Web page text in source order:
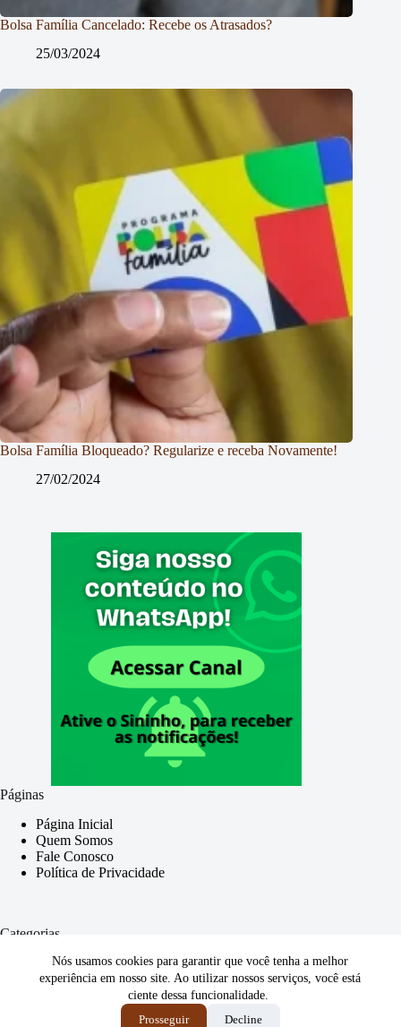
Nós usamos cookies para garantir que você tenha a melhor
experiência em nosso site. Ao utilizar nossos serviços, você está
ciente dessa funcionalidade.
Prosseguir
Decline
Bolsa Família Cancelado: Recebe os Atrasados?
25/03/2024
Bolsa Família Bloqueado? Regularize e receba Novamente!
27/02/2024
Páginas
Página Inicial
Quem Somos
Fale Conosco
Política de Privacidade
Categorias
Geral
Trabalhista